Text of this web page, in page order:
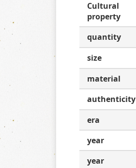
Cultural
property
quantity
size
material
authenticity
era
year
year